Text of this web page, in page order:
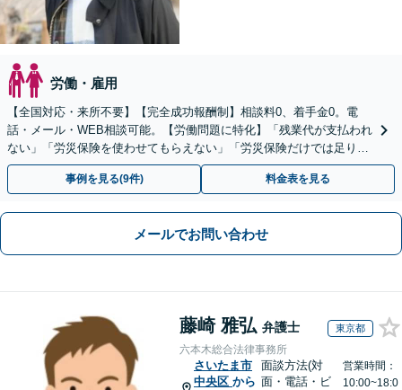
労働・雇用
【全国対応・来所不要】【完全成功報酬制】相談料0、着手金0。電
話・メール・WEB相談可能。【労働問題に特化】「残業代が支払われ
ない」「労災保険を使わせてもらえない」「労災保険だけでは足りな
い。損害賠償請求したい」など労働問題はお任せを。
事例を見る(9件) 料金表を見る
メールでお問い合わせ
藤崎 雅弘 弁護士 東京都
六本木総合法律事務所
さいたま市
中央区 から
面談方法(対
面・電話・ビ
営業時間：
10:00~18:0